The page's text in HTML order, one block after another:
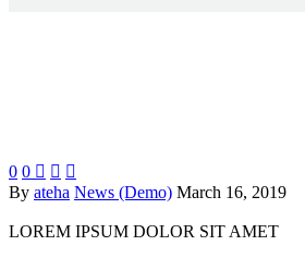
0 0   
By ateha News (Demo) March 16, 2019
LOREM IPSUM DOLOR SIT AMET